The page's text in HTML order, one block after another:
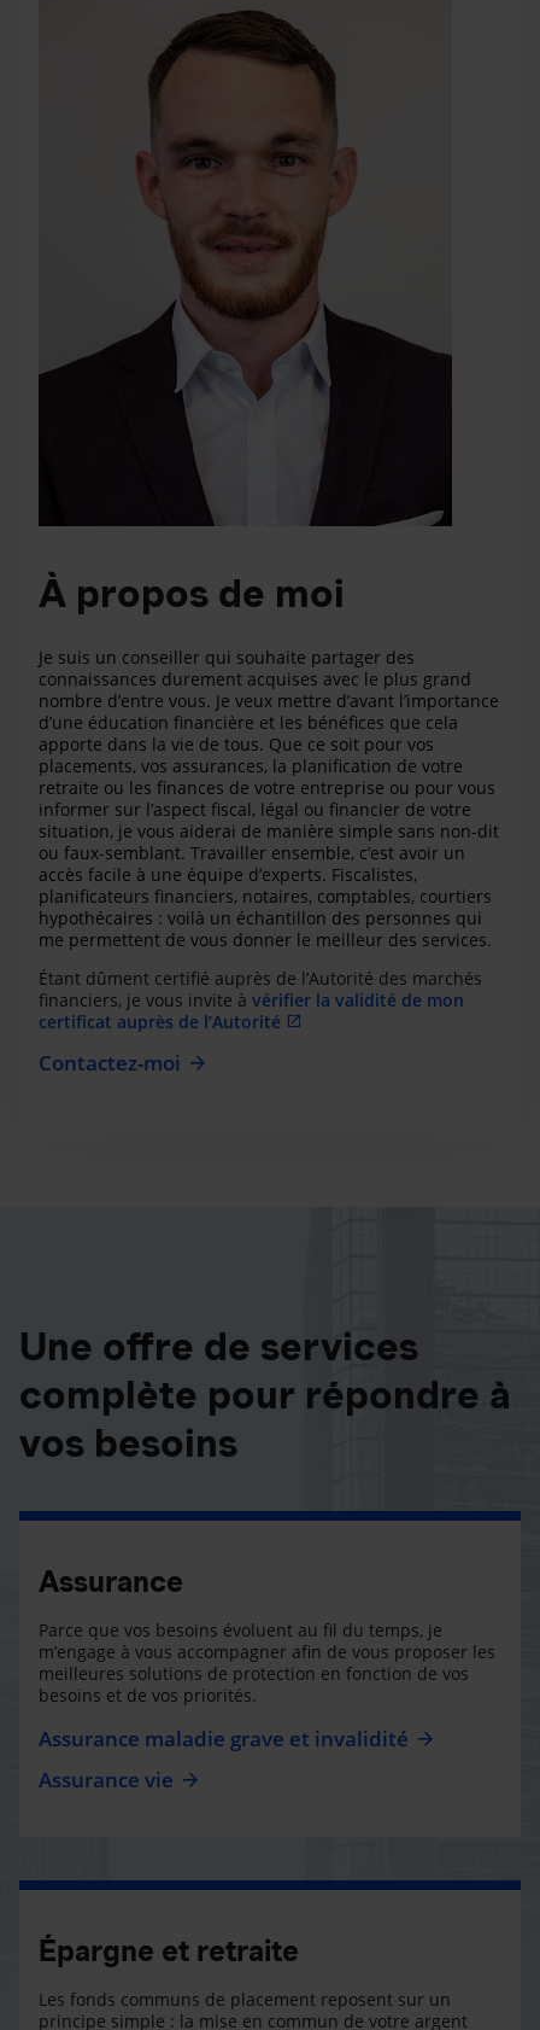
À propos de moi
Je suis un conseiller qui souhaite partager des
connaissances durement acquises avec le plus grand
nombre d’entre vous. Je veux mettre d’avant l’importance
d’une éducation financière et les bénéfices que cela
apporte dans la vie de tous. Que ce soit pour vos
placements, vos assurances, la planification de votre
retraite ou les finances de votre entreprise ou pour vous
informer sur l’aspect fiscal, légal ou financier de votre
situation, je vous aiderai de manière simple sans non-dit
ou faux-semblant. Travailler ensemble, c’est avoir un
accès facile à une équipe d’experts. Fiscalistes,
planificateurs financiers, notaires, comptables, courtiers
hypothécaires : voilà un échantillon des personnes qui
me permettent de vous donner le meilleur des services.
Étant dûment certifié auprès de l’Autorité des marchés
financiers, je vous invite à vérifier la validité de mon
certificat auprès de l’Autorité
Contactez-moi
Une offre de services
complète pour répondre à
vos besoins
Assurance
Parce que vos besoins évoluent au fil du temps, je
m’engage à vous accompagner afin de vous proposer les
meilleures solutions de protection en fonction de vos
besoins et de vos priorités.
Assurance maladie grave et invalidité
Assurance vie
Épargne et retraite
Les fonds communs de placement reposent sur un
principe simple : la mise en commun de votre argent